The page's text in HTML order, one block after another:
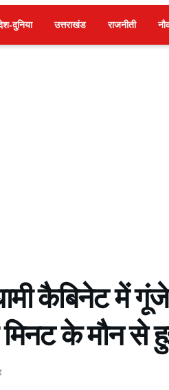
दुनिया उत्तराखंड राजनीती
कैबिनेट में
मिनट के मौन